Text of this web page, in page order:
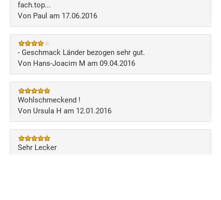
fach.top...
Von Paul am 17.06.2016
- Geschmack Länder bezogen sehr gut.
Von Hans-Joacim M am 09.04.2016
Wohlschmeckend !
Von Ursula H am 12.01.2016
Sehr Lecker